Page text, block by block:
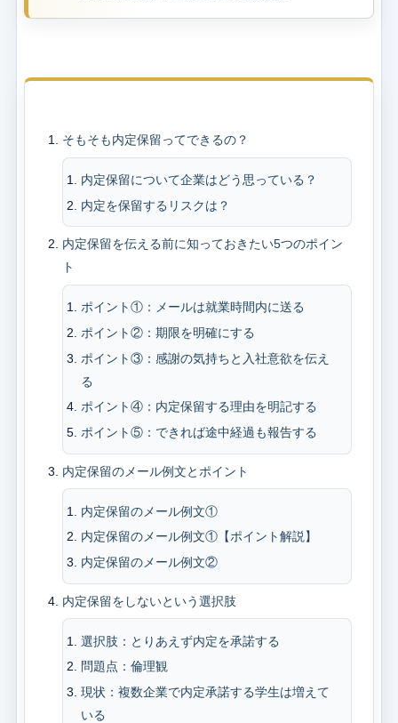
そもそも内定保留ってできるの？
内定保留について企業はどう思っている？
内定を保留するリスクは？
内定保留を伝える前に知っておきたい5つのポイン
ト
ポイント①：メールは就業時間内に送る
ポイント②：期限を明確にする
ポイント③：感謝の気持ちと入社意欲を伝え
る
ポイント④：内定保留する理由を明記する
ポイント⑤：できれば途中経過も報告する
内定保留のメール例文とポイント
内定保留のメール例文①
内定保留のメール例文①【ポイント解説】
内定保留のメール例文②
内定保留をしないという選択肢
選択肢：とりあえず内定を承諾する
問題点：倫理観
現状：複数企業で内定承諾する学生は増えて
いる